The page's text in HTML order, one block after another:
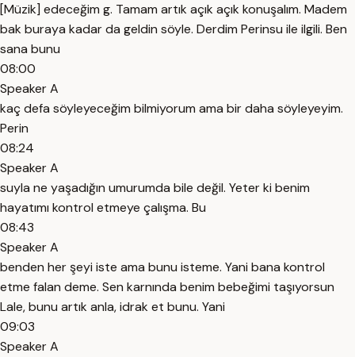
[Müzik] edeceğim g. Tamam artık açık açık konuşalım. Madem
bak buraya kadar da geldin söyle. Derdim Perinsu ile ilgili. Ben
sana bunu
08:00
Speaker A
kaç defa söyleyeceğim bilmiyorum ama bir daha söyleyeyim.
Perin
08:24
Speaker A
suyla ne yaşadığın umurumda bile değil. Yeter ki benim
hayatımı kontrol etmeye çalışma. Bu
08:43
Speaker A
benden her şeyi iste ama bunu isteme. Yani bana kontrol
etme falan deme. Sen karnında benim bebeğimi taşıyorsun
Lale, bunu artık anla, idrak et bunu. Yani
09:03
Speaker A